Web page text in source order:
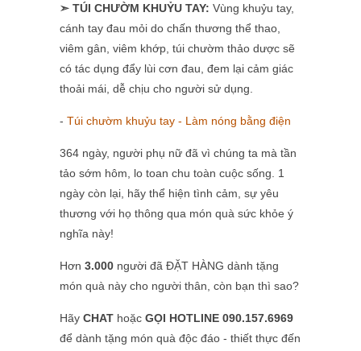
➣ TÚI CHƯỜM KHUỶU TAY: Vùng khuỷu tay,
cánh tay đau mỏi do chấn thương thể thao,
viêm gân, viêm khớp, túi chườm thảo dược sẽ
có tác dụng đẩy lùi cơn đau, đem lại cảm giác
thoải mái, dễ chịu cho người sử dụng.
- Túi chườm khuỷu tay - Làm nóng bằng điện
364 ngày, người phụ nữ đã vì chúng ta mà tần
tảo sớm hôm, lo toan chu toàn cuộc sống. 1
ngày còn lại, hãy thể hiện tình cảm, sự yêu
thương với họ thông qua món quà sức khỏe ý
nghĩa này!
Hơn 3.000 người đã ĐẶT HÀNG dành tặng
món quà này cho người thân, còn bạn thì sao?
Hãy CHAT hoặc GỌI HOTLINE 090.157.6969
để dành tặng món quà độc đáo - thiết thực đến